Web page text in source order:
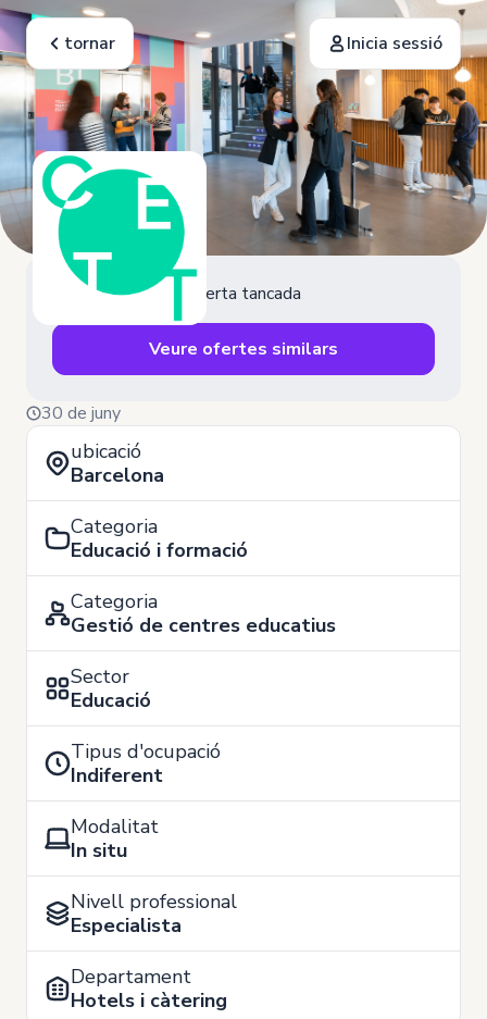
tornar Inicia sessió
Oferta tancada
Veure ofertes similars
30 de juny
ubicació
Barcelona
Categoria
Educació i formació
Categoria
Gestió de centres educatius
Sector
Educació
Tipus d'ocupació
Indiferent
Modalitat
In situ
Nivell professional
Especialista
Departament
Hotels i càtering